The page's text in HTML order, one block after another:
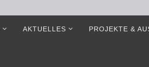
AKTUELLES PROJEKTE &